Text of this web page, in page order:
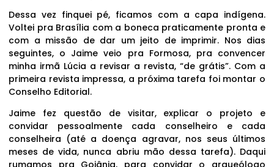
Dessa vez finquei pé, ficamos com a capa indígena.
Voltei pra Brasília com a boneca praticamente pronta e
com a missão de dar um jeito de imprimir. Nos dias
seguintes, o Jaime veio pra Formosa, pra convencer
minha irmã Lúcia a revisar a revista, “de grátis”. Com a
primeira revista impressa, a próxima tarefa foi montar o
Conselho Editorial.
Jaime fez questão de visitar, explicar o projeto e
convidar pessoalmente cada conselheiro e cada
conselheira (até a doença agravar, nos seus últimos
meses de vida, nunca abriu mão dessa tarefa). Daqui